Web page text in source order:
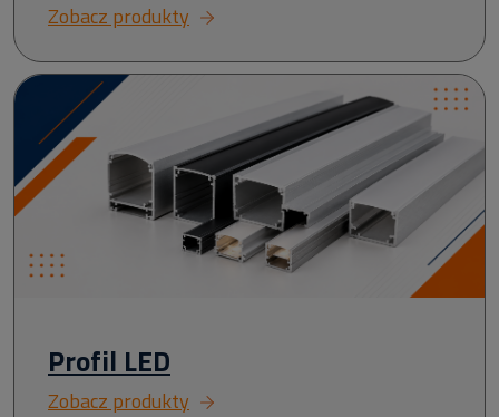
Zobacz produkty
Profil LED
Zobacz produkty